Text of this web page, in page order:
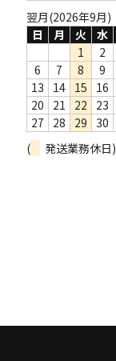
翌月(2026年9月)
日
月 火 水
1
2
6
7 8 9
13
14 15 16
20
21 22 23
27
28 29
30
(
発送業務休日)